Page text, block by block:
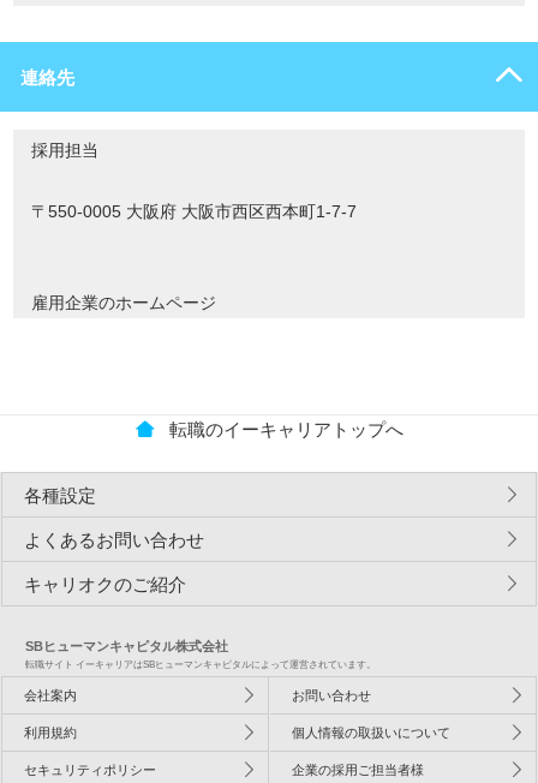
連絡先
採用担当
〒550-0005 大阪府 大阪市西区西本町1-7-7
雇用企業のホームページ
転職のイーキャリアトップへ
各種設定
よくあるお問い合わせ
キャリオクのご紹介
SBヒューマンキャピタル株式会社
転職サイト イーキャリアはSBヒューマンキャピタルによって運営されています。
会社案内 お問い合わせ
利用規約 個人情報の取扱いについて
セキュリティポリシー 企業の採用ご担当者様